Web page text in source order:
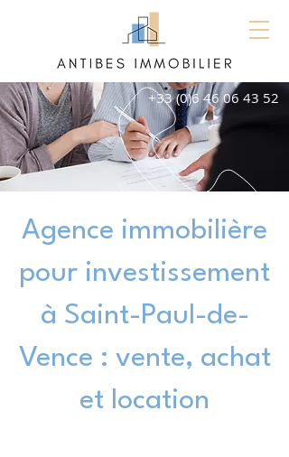
+33 (0)6 46 06 43 52
Agence immobilière
pour investissement
à Saint-Paul-de-
Vence : vente, achat
et location